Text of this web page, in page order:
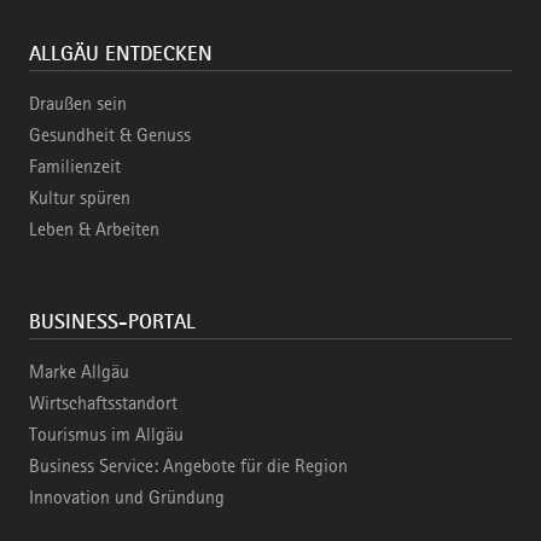
ALLGÄU ENTDECKEN
Draußen sein
Gesundheit & Genuss
Familienzeit
Kultur spüren
Leben & Arbeiten
BUSINESS-PORTAL
Marke Allgäu
Wirtschaftsstandort
Tourismus im Allgäu
Business Service: Angebote für die Region
Innovation und Gründung